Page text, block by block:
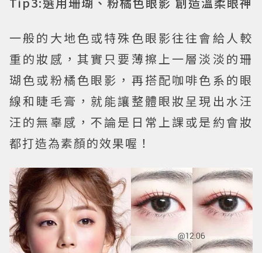
一般的大地色或特殊色眼影往往會給人較
重的妝感，其實只要薄擦上一層淡淡的珊
瑚色或粉橘色眼影，再搭配咖啡色系的眼
線和睫毛膏，就能讓整體眼妝呈現出水汪
汪的無辜感，不論是日常上課或是約會妝
都打造為素顏的效果喔！